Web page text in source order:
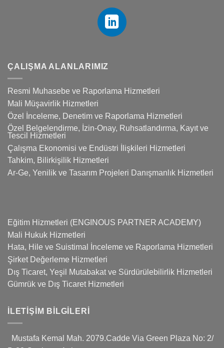
ÇALIŞMA ALANLARIMIZ
Resmi Muhasebe ve Raporlama Hizmetleri
Mali Müşavirlik Hizmetleri
Özel İnceleme, Denetim ve Raporlama Hizmetleri
Özel Belgelendirme, İzin-Onay, Ruhsatlandırma, Kayıt ve
Tescil Hizmetleri
Çalışma Ekonomisi ve Endüstri İlişkileri Hizmetleri
Tahkim, Bilirkişilik Hizmetleri
Ar-Ge, Yenilik ve Tasarım Projeleri Danışmanlık Hizmetleri
Eğitim Hizmetleri (ENGINOUS PARTNER ACADEMY)
Mali Hukuk Hizmetleri
Hata, Hile ve Suistimal İnceleme ve Raporlama Hizmetleri
Şirket Değerleme Hizmetleri
Dış Ticaret, Yeşil Mutabakat ve Sürdürülebilirlik Hizmetleri
Gümrük ve Dış Ticaret Hizmetleri
İLETIŞIM BILGILERI
Mustafa Kemal Mah. 2079.Cadde Via Green Plaza No: 2/